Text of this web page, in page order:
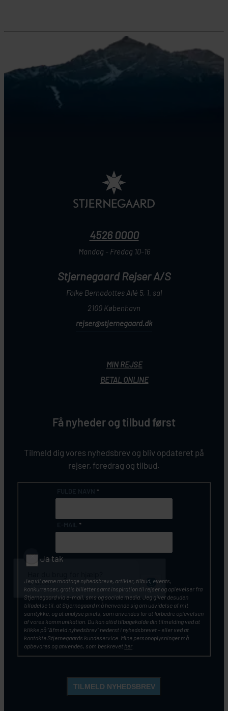
4526 0000
Mandag - Fredag 10-16
Stjernegaard Rejser A/S
Folke Bernadottes Allé 5, 1. sal
2100 København
rejser@stjernegaard.dk
MIN REJSE
BETAL ONLINE
Få nyheder og tilbud først
Tilmeld dig vores nyhedsbrev og bliv opdateret på
rejser, foredrag og tilbud.
*
*
Ja tak
Jeg vil gerne modtage nyhedsbreve, artikler, tilbud, events,
konkurrencer, gratis billetter samt inspiration til rejser og oplevelser fra
Stjernegaard via e-mail, sms og sociale media. Jeg giver desuden
tilladelse til, at Stjernegaard må henvende sig om udvidelse af mit
samtykke, og at analyse pixels, som anvendes for at forbedre oplevelsen
af vores kommunikation. Du kan altid tilbagekalde din tilmelding ved at
klikke på ”Afmeld nyhedsbrev” nederst i nyhedsbrevet – eller ved at
kontakte Stjernegaards kundeservice. Mine personoplysninger må
opbevares og anvendes, som beskrevet her